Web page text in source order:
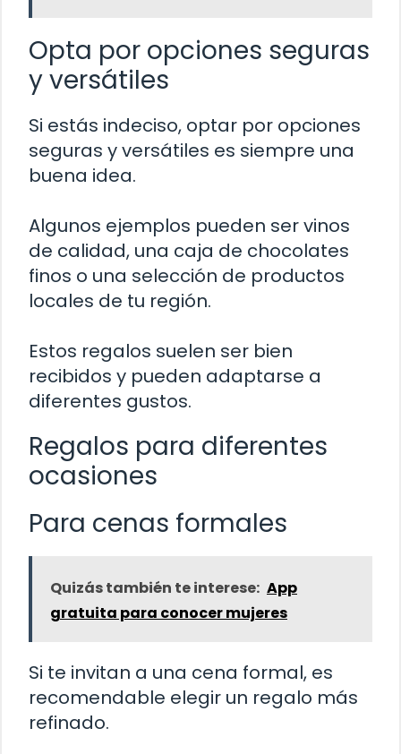
Opta por opciones seguras
y versátiles
Si estás indeciso, optar por opciones
seguras y versátiles es siempre una
buena idea.
Algunos ejemplos pueden ser vinos
de calidad, una caja de chocolates
finos o una selección de productos
locales de tu región.
Estos regalos suelen ser bien
recibidos y pueden adaptarse a
diferentes gustos.
Regalos para diferentes
ocasiones
Para cenas formales
Quizás también te interese: App
gratuita para conocer mujeres
Si te invitan a una cena formal, es
recomendable elegir un regalo más
refinado.